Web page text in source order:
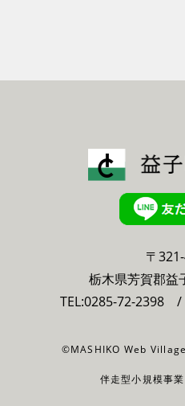
〒
栃木県芳賀郡益
TEL:0285-72-2398/
©MASHIKO Web
伴走型小規模事